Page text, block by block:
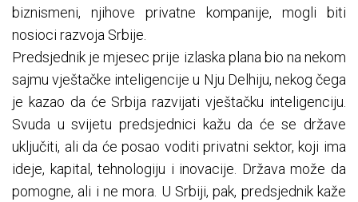
biznismeni, njihove privatne kompanije, mogli biti
nosioci razvoja Srbije.
Predsjednik je mjesec prije izlaska plana bio na nekom
sajmu vještačke inteligencije u Nju Delhiju, nekog čega
je kazao da će Srbija razvijati vještačku inteligenciju.
Svuda u svijetu predsjednici kažu da će se države
uključiti, ali da će posao voditi privatni sektor, koji ima
ideje, kapital, tehnologiju i inovacije. Država može da
pomogne, ali i ne mora. U Srbiji, pak, predsjednik kaže